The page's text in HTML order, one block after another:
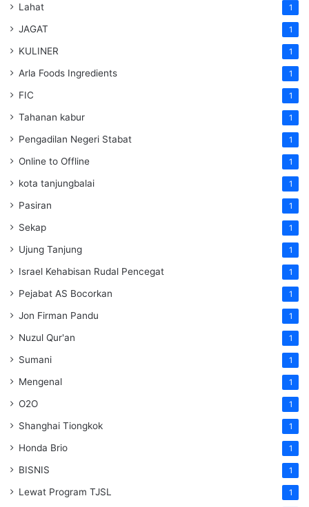
Lahat 1
JAGAT 1
KULINER 1
Arla Foods Ingredients 1
FIC 1
Tahanan kabur 1
Pengadilan Negeri Stabat 1
Online to Offline 1
kota tanjungbalai 1
Pasiran 1
Sekap 1
Ujung Tanjung 1
Israel Kehabisan Rudal Pencegat 1
Pejabat AS Bocorkan 1
Jon Firman Pandu 1
Nuzul Qur'an 1
Sumani 1
Mengenal 1
O2O 1
Shanghai Tiongkok 1
Honda Brio 1
BISNIS 1
Lewat Program TJSL 1